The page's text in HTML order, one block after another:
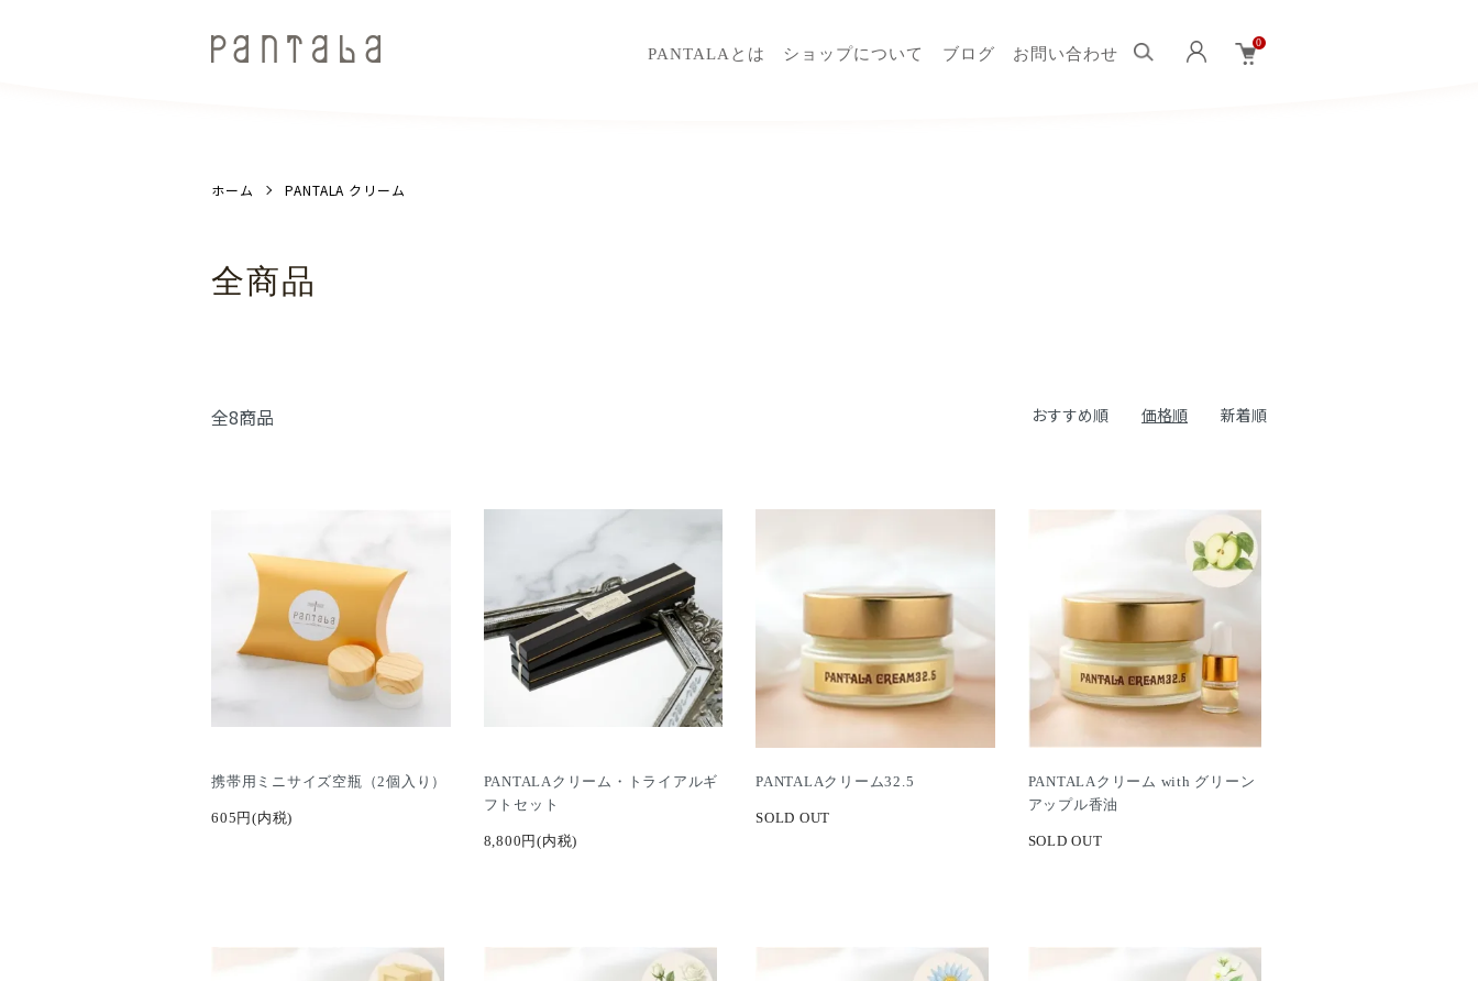
PANTALAとは ショップについて ブログ お問い合わせ
0
ホーム PANTALA クリーム
全商品
全8商品 おすすめ順 価格順 新着順
携帯用ミニサイズ空瓶（2個入り）
605円(内税)
PANTALAクリーム・トライアルギ
フトセット
8,800円(内税)
PANTALAクリーム32.5
SOLD OUT
PANTALAクリーム with グリーン
アップル香油
SOLD OUT